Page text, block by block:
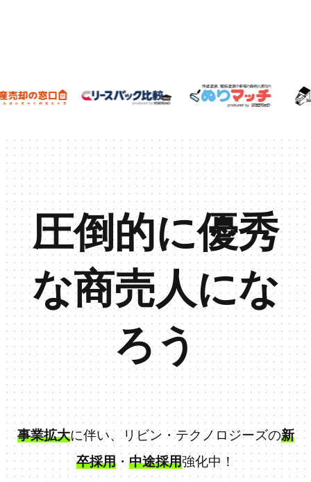
圧倒的に優秀
な商売人にな
ろう
事業拡大に伴い、リビン・テクノロジーズの新
卒採用 ・中途採用強化中！